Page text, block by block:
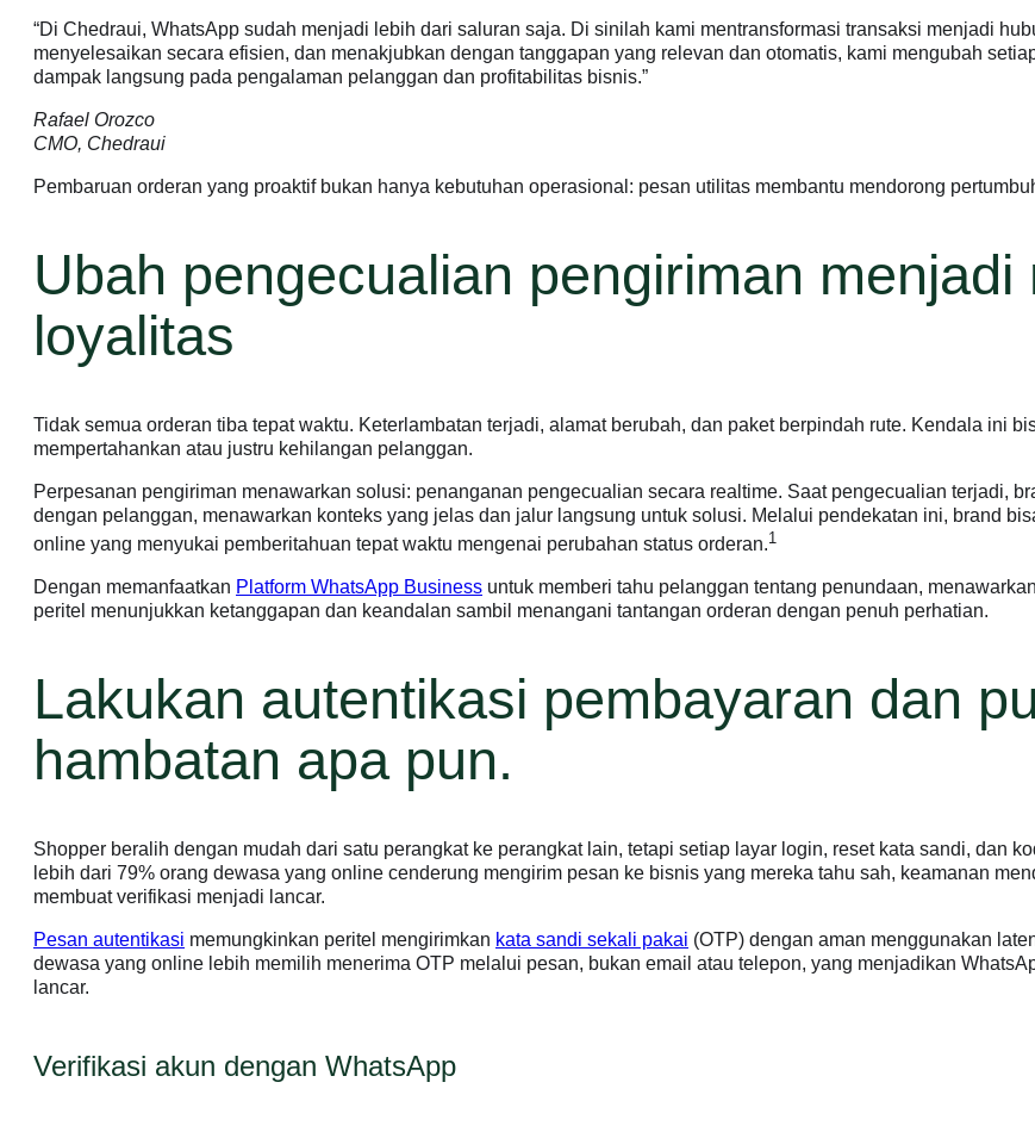
“Di Chedraui, WhatsApp sudah menjadi lebih dari saluran saja. Di sinilah kami mentransformasi transaksi menjadi
menyelesaikan secara efisien, dan menakjubkan dengan tanggapan yang relevan dan otomatis, kami mengubah
dampak langsung pada pengalaman pelanggan dan profitabilitas bisnis.”
Rafael Orozco
CMO, Chedraui
Pembaruan orderan yang proaktif bukan hanya kebutuhan operasional: pesan utilitas membantu mendorong
Ubah pengecualian pengiriman
loyalitas
Tidak semua orderan tiba tepat waktu. Keterlambatan terjadi, alamat berubah, dan paket berpindah rute. Kendala ini
mempertahankan atau justru kehilangan pelanggan.
Perpesanan pengiriman menawarkan solusi: penanganan pengecualian secara realtime. Saat pengecualian terjadi,
dengan pelanggan, menawarkan konteks yang jelas dan jalur langsung untuk solusi. Melalui pendekatan ini, brand
online yang menyukai pemberitahuan tepat waktu mengenai perubahan status orderan.1
Dengan memanfaatkan Platform WhatsApp Business untuk memberi tahu pelanggan tentang penundaan,
peritel menunjukkan ketanggapan dan keandalan sambil menangani tantangan orderan dengan penuh perhatian.
Lakukan autentikasi pembayaran dan
hambatan apa pun.
Shopper beralih dengan mudah dari satu perangkat ke perangkat lain, tetapi setiap layar login, reset kata sandi, dan
lebih dari 79% orang dewasa yang online cenderung mengirim pesan ke bisnis yang mereka tahu sah, keamanan
membuat verifikasi menjadi lancar.
Pesan autentikasi memungkinkan peritel mengirimkan kata sandi sekali pakai (OTP) dengan aman menggunakan
dewasa yang online lebih memilih menerima OTP melalui pesan, bukan email atau telepon, yang menjadikan
lancar.
Verifikasi akun dengan WhatsApp